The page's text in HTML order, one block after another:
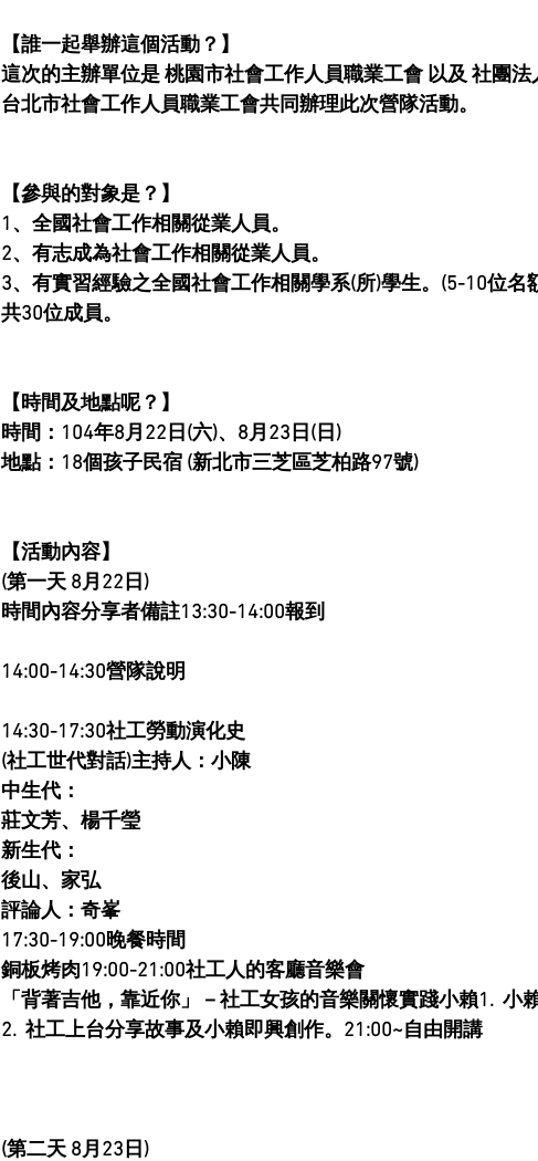
【誰一起舉辦這個活動？】
這次的主辦單位是 桃園市社會工作人員職業工會 以及 社團
台北市社會工作人員職業工會共同辦理此次營隊活動。
【參與的對象是？】
1、全國社會工作相關從業人員。
2、有志成為社會工作相關從業人員。
3、有實習經驗之全國社會工作相關學系(所)學生。(5-10位名
共30位成員。
【時間及地點呢？】
時間：104年8月22日(六)、8月23日(日)
地點：18個孩子民宿 (新北市三芝區芝柏路97號)
【活動內容】
(第一天 8月22日)
時間內容分享者備註13:30-14:00報到
14:00-14:30營隊說明
14:30-17:30社工勞動演化史
(社工世代對話)主持人：小陳
中生代：
莊文芳、楊千瑩
新生代：
後山、家弘
評論人：奇峯
17:30-19:00晚餐時間
銅板烤肉19:00-21:00社工人的客廳音樂會
「背著吉他，靠近你」－社工女孩的音樂關懷實踐小賴1.  小
2.  社工上台分享故事及小賴即興創作。21:00~自由開講
(第二天 8月23日)